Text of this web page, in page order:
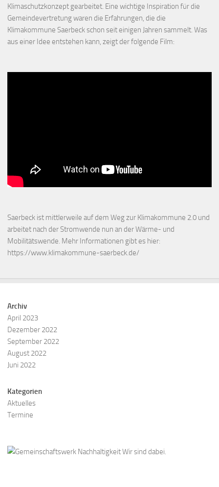
Klimaschutzkonzept gearbeitet. Eine wichtige Inspiration für die
Gemeindevertretung waren die Erfahrungen, die die
Klimakommune Saerbeck schon seit einigen Jahren sammelt. Was
aus einer Idee entstehen kann, zeigt der folgende Film:
Saerbeck ist mittlerweile auf dem Weg zur Klimakommune 2.0 und
arbeitet nach der Stromwende nun an der Wärme- und
Mobilitätswende. Mehr Informationen gibt es hier:
https://www.klimakommune-saerbeck.de/
Archiv
April 2023
Dezember 2022
September 2022
August 2022
Juni 2022
Kategorien
Aktuelles
Termine